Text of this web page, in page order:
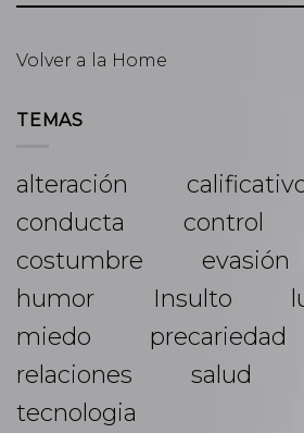
Volver a la Home
TEMAS
alteración
conducta
control
costumbre
evasión
humor
Insulto
miedo
precariedad
relaciones
salud
tecnologia